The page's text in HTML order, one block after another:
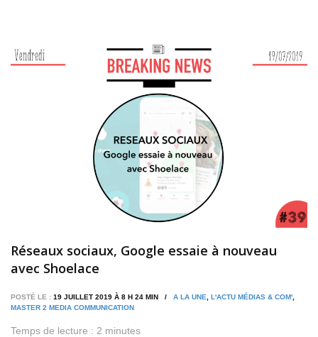
Réseaux sociaux, Google essaie à nouveau
avec Shoelace
POSTÉ LE : 19 JUILLET 2019 À 8 H 24 MIN / A LA UNE L'ACTU MÉDIAS & COM'
MASTER 2 MEDIA COMMUNICATION
Temps de lecture : 2 minutes